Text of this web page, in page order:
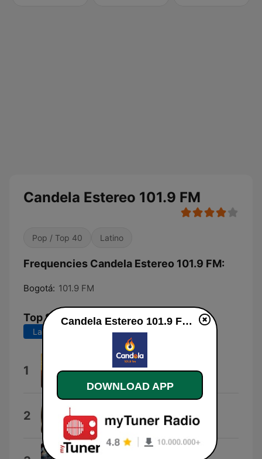
Candela Estereo 101.9 FM
Pop / Top 40 Latino
Frequencies Candela Estereo 101.9 FM:
Bogotá: 101.9 FM
Top Songs
Last 7 days Last 30 days
1 Aventurero
2 Arelys Henao
Y Te Amo Tanto
Candela Estereo 101.9 FM live
DOWNLOAD APP